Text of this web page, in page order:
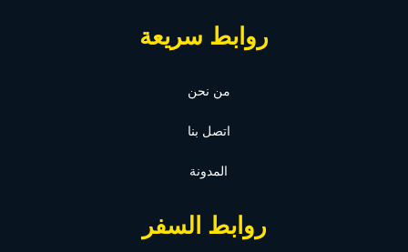
روابط سريعة
من نحن
اتصل بنا
المدونة
روابط السفر